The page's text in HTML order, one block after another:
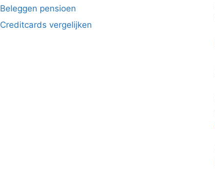
Beleggen pensioen
Creditcards vergelijken